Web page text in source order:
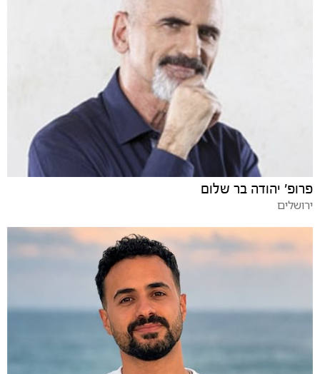
פרופ' יהודה בר שלום
ירושלים